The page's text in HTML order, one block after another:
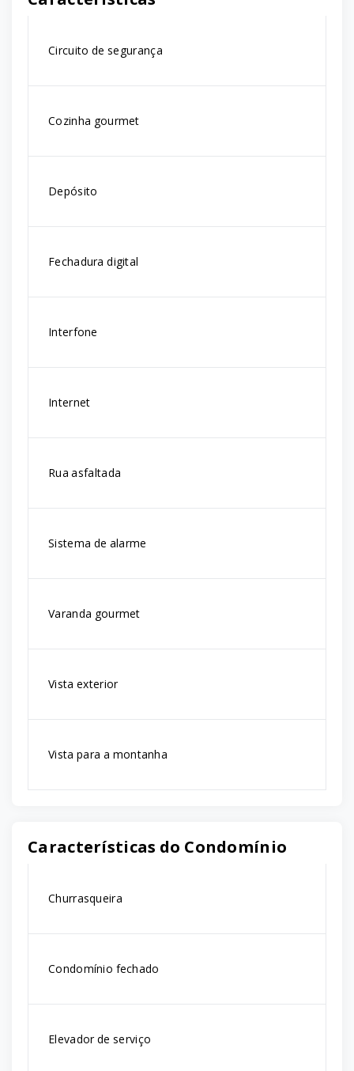
Circuito de segurança
Cozinha gourmet
Depósito
Fechadura digital
Interfone
Internet
Rua asfaltada
Sistema de alarme
Varanda gourmet
Vista exterior
Vista para a montanha
Características do Condomínio
Churrasqueira
Condomínio fechado
Elevador de serviço